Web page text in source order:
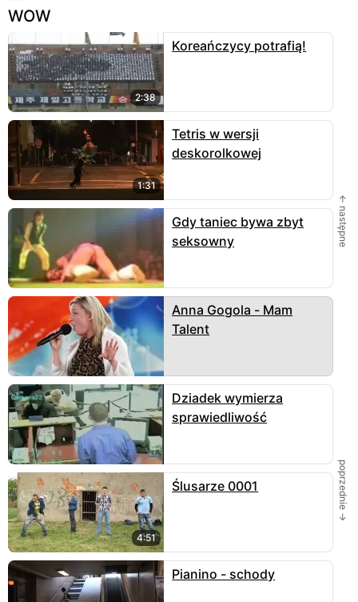
WOW
2:38
Koreańczycy potrafią!
1:31
Tetris w wersji
deskorolkowej
Gdy taniec bywa zbyt
seksowny
Anna Gogola - Mam
Talent
Dziadek wymierza
sprawiedliwość
4:51
Ślusarze 0001
Pianino - schody
← następne
poprzednie →